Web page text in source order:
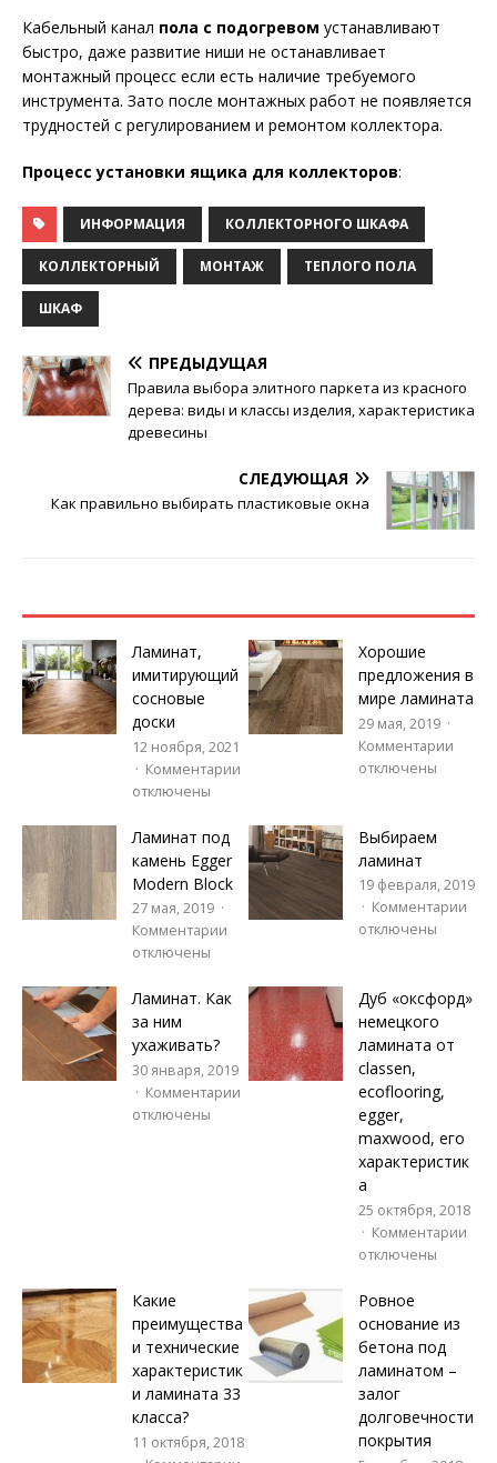
Кабельный канал пола с подогревом устанавливают
быстро, даже развитие ниши не останавливает
монтажный процесс если есть наличие требуемого
инструмента. Зато после монтажных работ не появляется
трудностей с регулированием и ремонтом коллектора.
Процесс установки ящика для коллекторов:
ИНФОРМАЦИЯ КОЛЛЕКТОРНОГО ШКАФА
КОЛЛЕКТОРНЫЙ МОНТАЖ ТЕПЛОГО ПОЛА
ШКАФ
ПРЕДЫДУЩАЯ
Правила выбора элитного паркета из красного
дерева: виды и классы изделия, характеристика
древесины
СЛЕДУЮЩАЯ
Как правильно выбирать пластиковые окна
Ламинат,
имитирующий
сосновые
доски
12 ноября, 2021
Комментарии
отключены
Хорошие
предложения в
мире ламината
29 мая, 2019
Комментарии
отключены
Ламинат под
камень Egger
Modern Block
27 мая, 2019
Комментарии
отключены
Выбираем
ламинат
19 февраля, 2019
Комментарии
отключены
Ламинат. Как
за ним
ухаживать?
30 января, 2019
Комментарии
отключены
Дуб «оксфорд»
немецкого
ламината от
classen,
ecoflooring,
egger,
maxwood, его
характеристик
а
25 октября, 2018
Комментарии
отключены
Какие
преимущества
и технические
характеристик
и ламината 33
класса?
11 октября, 2018
Ровное
основание из
бетона под
ламинатом –
залог
долговечности
покрытия